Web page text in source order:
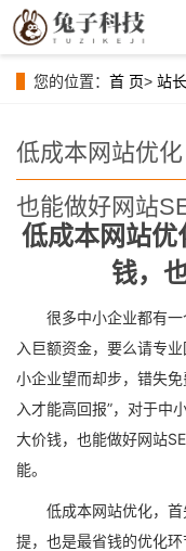
您的位置： 首 页> 站
低成本网站优
也能做好网站
低成本网站优
钱，
很多中小企业都有
入巨额资金，要么请专
小企业望而却步，错失
入才能高回报”，对于中
大价钱，也能做好网站
能。
低成本网站优化，
提，也是最省钱的优化